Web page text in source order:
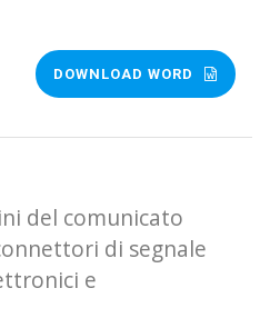
DOWNLOAD WORD
del comunicato
di segnale
e